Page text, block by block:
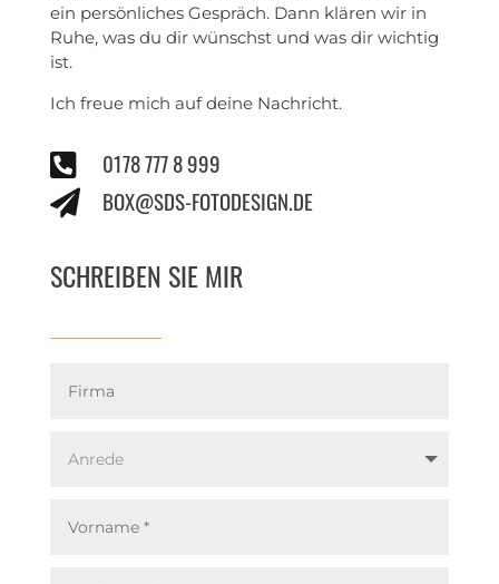
ein persönliches Gespräch. Dann klären wir in
Ruhe, was du dir wünschst und was dir wichtig
ist.
Ich freue mich auf deine Nachricht.
 0178 777 8 999
 BOX@SDS-FOTODESIGN.DE
SCHREIBEN SIE MIR